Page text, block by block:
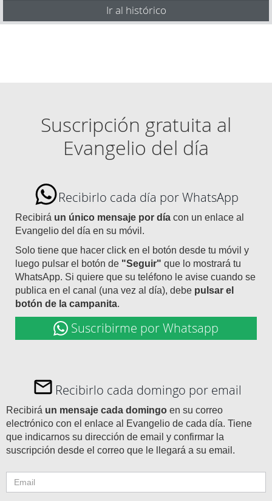
Ir al histórico
Suscripción gratuita al
Evangelio del día
Recibirlo cada día por WhatsApp
Recibirá un único mensaje por día con un enlace al
Evangelio del día en su móvil.
Solo tiene que hacer click en el botón desde tu móvil y
luego pulsar el botón de "Seguir" que lo mostrará tu
WhatsApp. Si quiere que su teléfono le avise cuando se
publica en el canal (una vez al día), debe pulsar el
botón de la campanita.
Suscribirme por Whatsapp
Recibirlo cada domingo por email
Recibirá un mensaje cada domingo en su correo
electrónico con el enlace al Evangelio de cada día. Tiene
que indicarnos su dirección de email y confirmar la
suscripción desde el correo que le llegará a su email.